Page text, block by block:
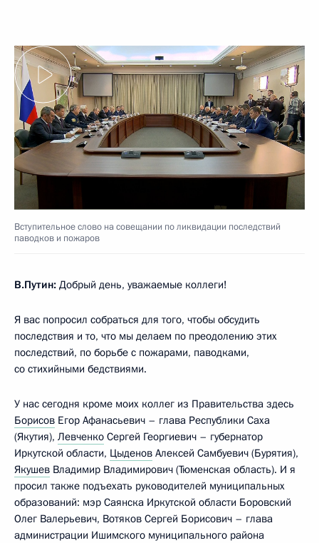
Вступительное слово на совещании по ликвидации последствий
паводков и пожаров
В.Путин: Добрый день, уважаемые коллеги!
Я вас попросил собраться для того, чтобы обсудить
последствия и то, что мы делаем по преодолению этих
последствий, по борьбе с пожарами, паводками,
со стихийными бедствиями.
У нас сегодня кроме моих коллег из Правительства здесь
Борисов Егор Афанасьевич – глава Республики Саха
(Якутия), Левченко Сергей Георгиевич – губернатор
Иркутской области, Цыденов Алексей Самбуевич (Бурятия),
Якушев Владимир Владимирович (Тюменская область). И я
просил также подъехать руководителей муниципальных
образований: мэр Саянска Иркутской области Боровский
Олег Валерьевич, Вотяков Сергей Борисович – глава
администрации Ишимского муниципального района